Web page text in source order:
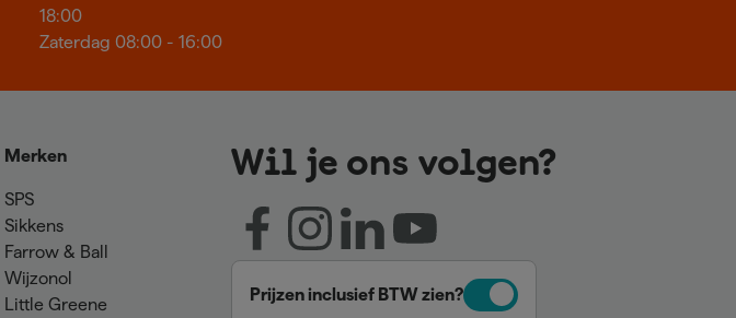
18:00
Zaterdag 08:00 - 16:00
Merken
SPS
Sikkens
Farrow & Ball
Wijzonol
Little Greene
Wil je ons volgen?
Prijzen inclusief BTW zien?